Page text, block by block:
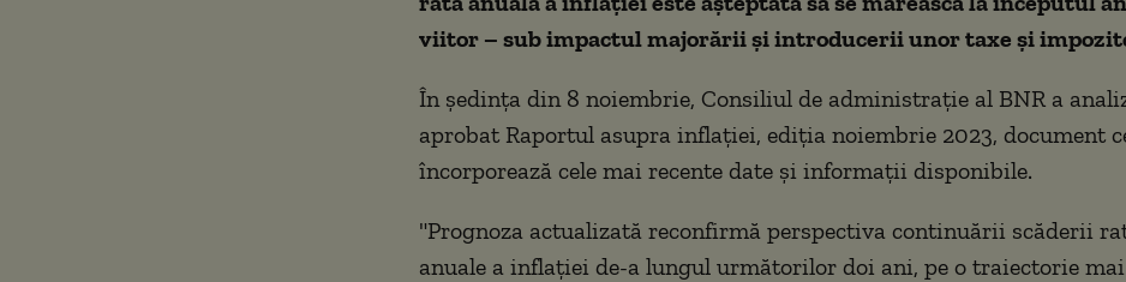
viitor – sub impactul majorării și introducerii unor taxe și
În ședința din 8 noiembrie, Consiliul de administrație al BNR a
aprobat Raportul asupra inflației, ediția noiembrie 2023, document
încorporează cele mai recente date și informații disponibile.
"Prognoza actualizată reconfirmă perspectiva continuării scăderii
anuale a inflației de-a lungul următorilor doi ani, pe o traiectorie mai